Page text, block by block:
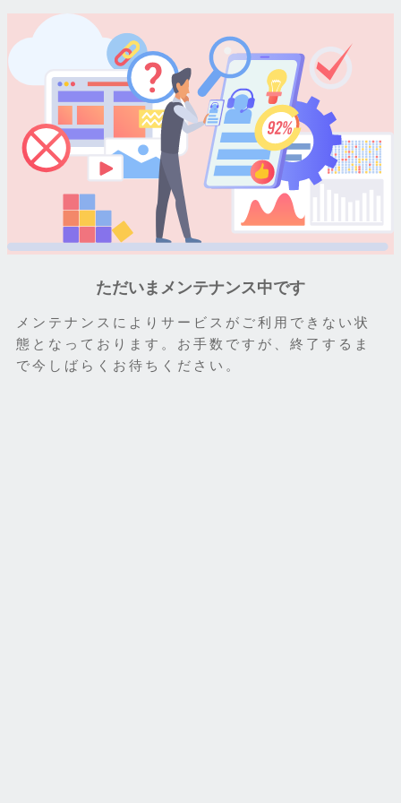
ただいまメンテナンス中です
メンテナンスによりサービスがご利用できない状
態となっております。お手数ですが、終了するま
で今しばらくお待ちください。